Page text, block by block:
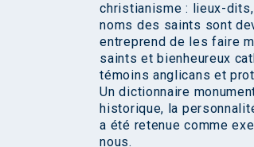
christianisme : lieux-
noms des saints sont
entreprend de les faire
saints et bienheureux
témoins anglicans et
Un dictionnaire
historique, la
a été retenue comme
nous.